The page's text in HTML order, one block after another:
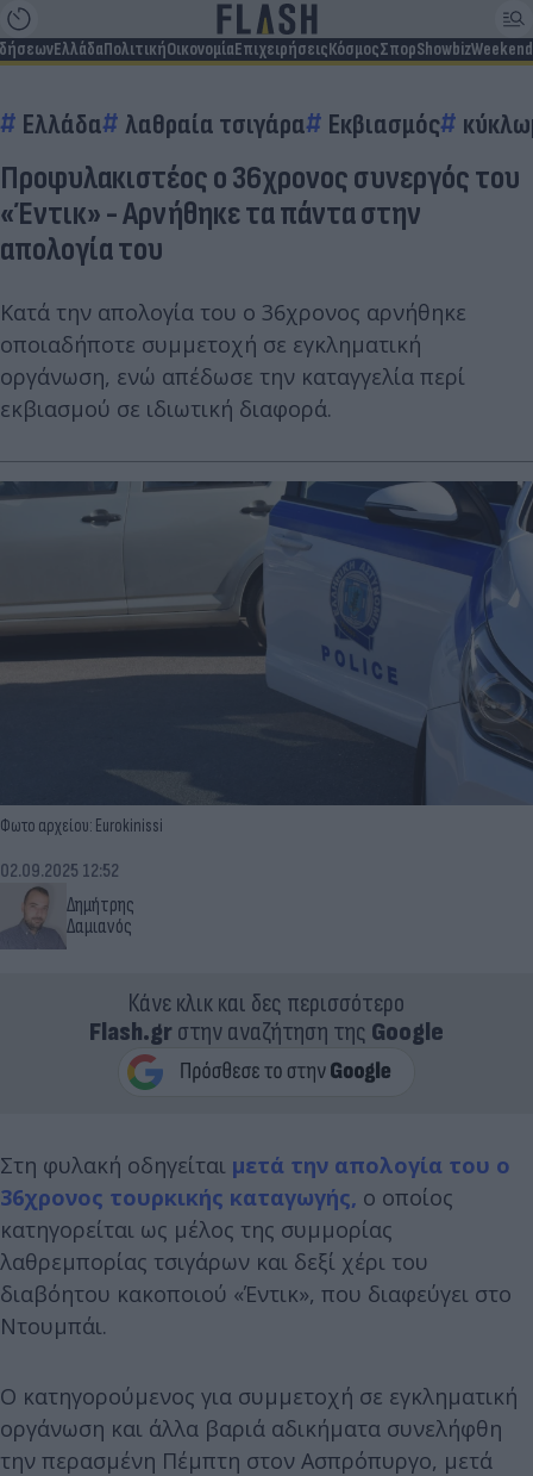
ΕλλάδαΠολιτικήΟικονομίαΕπιχειρήσειςΚόσμοςΣπορShowbizWeekend
Ελλάδα λαθραία τσιγάρα Εκβιασμός
Προφυλακιστέος ο 36χρονος συνεργός του
«Έντικ» - Αρνήθηκε τα πάντα στην
απολογία του
Κατά την απολογία του ο 36χρονος αρνήθηκε
οποιαδήποτε συμμετοχή σε εγκληματική
οργάνωση, ενώ απέδωσε την καταγγελία περί
εκβιασμού σε ιδιωτική διαφορά.
Φωτο αρχείου: Eurokinissi
Δημήτρης
Δαμιανός
02.09.2025 12:52
Κάνε κλικ και δες περισσότερο
Flash.grστην αναζήτηση της Google
Στη φυλακή οδηγείται μετά την απολογία του ο
36χρονος τουρκικής καταγωγής, ο οποίος
κατηγορείται ως μέλος της συμμορίας
λαθρεμπορίας τσιγάρων και δεξί χέρι του
διαβόητου κακοποιού «Έντικ», που διαφεύγει στο
Ντουμπάι.
Ο κατηγορούμενος για συμμετοχή σε εγκληματική
οργάνωση και άλλα βαριά αδικήματα συνελήφθη
την περασμένη Πέμπτη στον Ασπρόπυργο, μετά